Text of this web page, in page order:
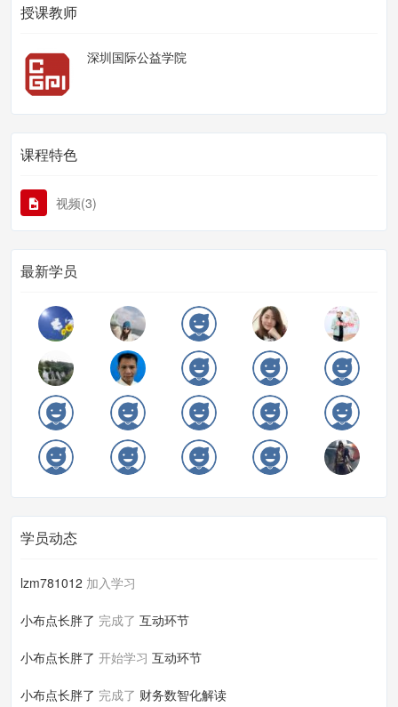
授课教师
深圳国际公益学院
课程特色
视频(3)
最新学员
学员动态
lzm781012 加入学习
小布点长胖了 完成了 互动环节
小布点长胖了 开始学习 互动环节
小布点长胖了 完成了 财务数智化解读